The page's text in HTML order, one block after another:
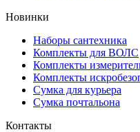
Новинки
Наборы сантехника
Комплекты для ВОЛС
Комплекты
Комплекты
Сумка для курьера
Сумка почтальона
Контакты